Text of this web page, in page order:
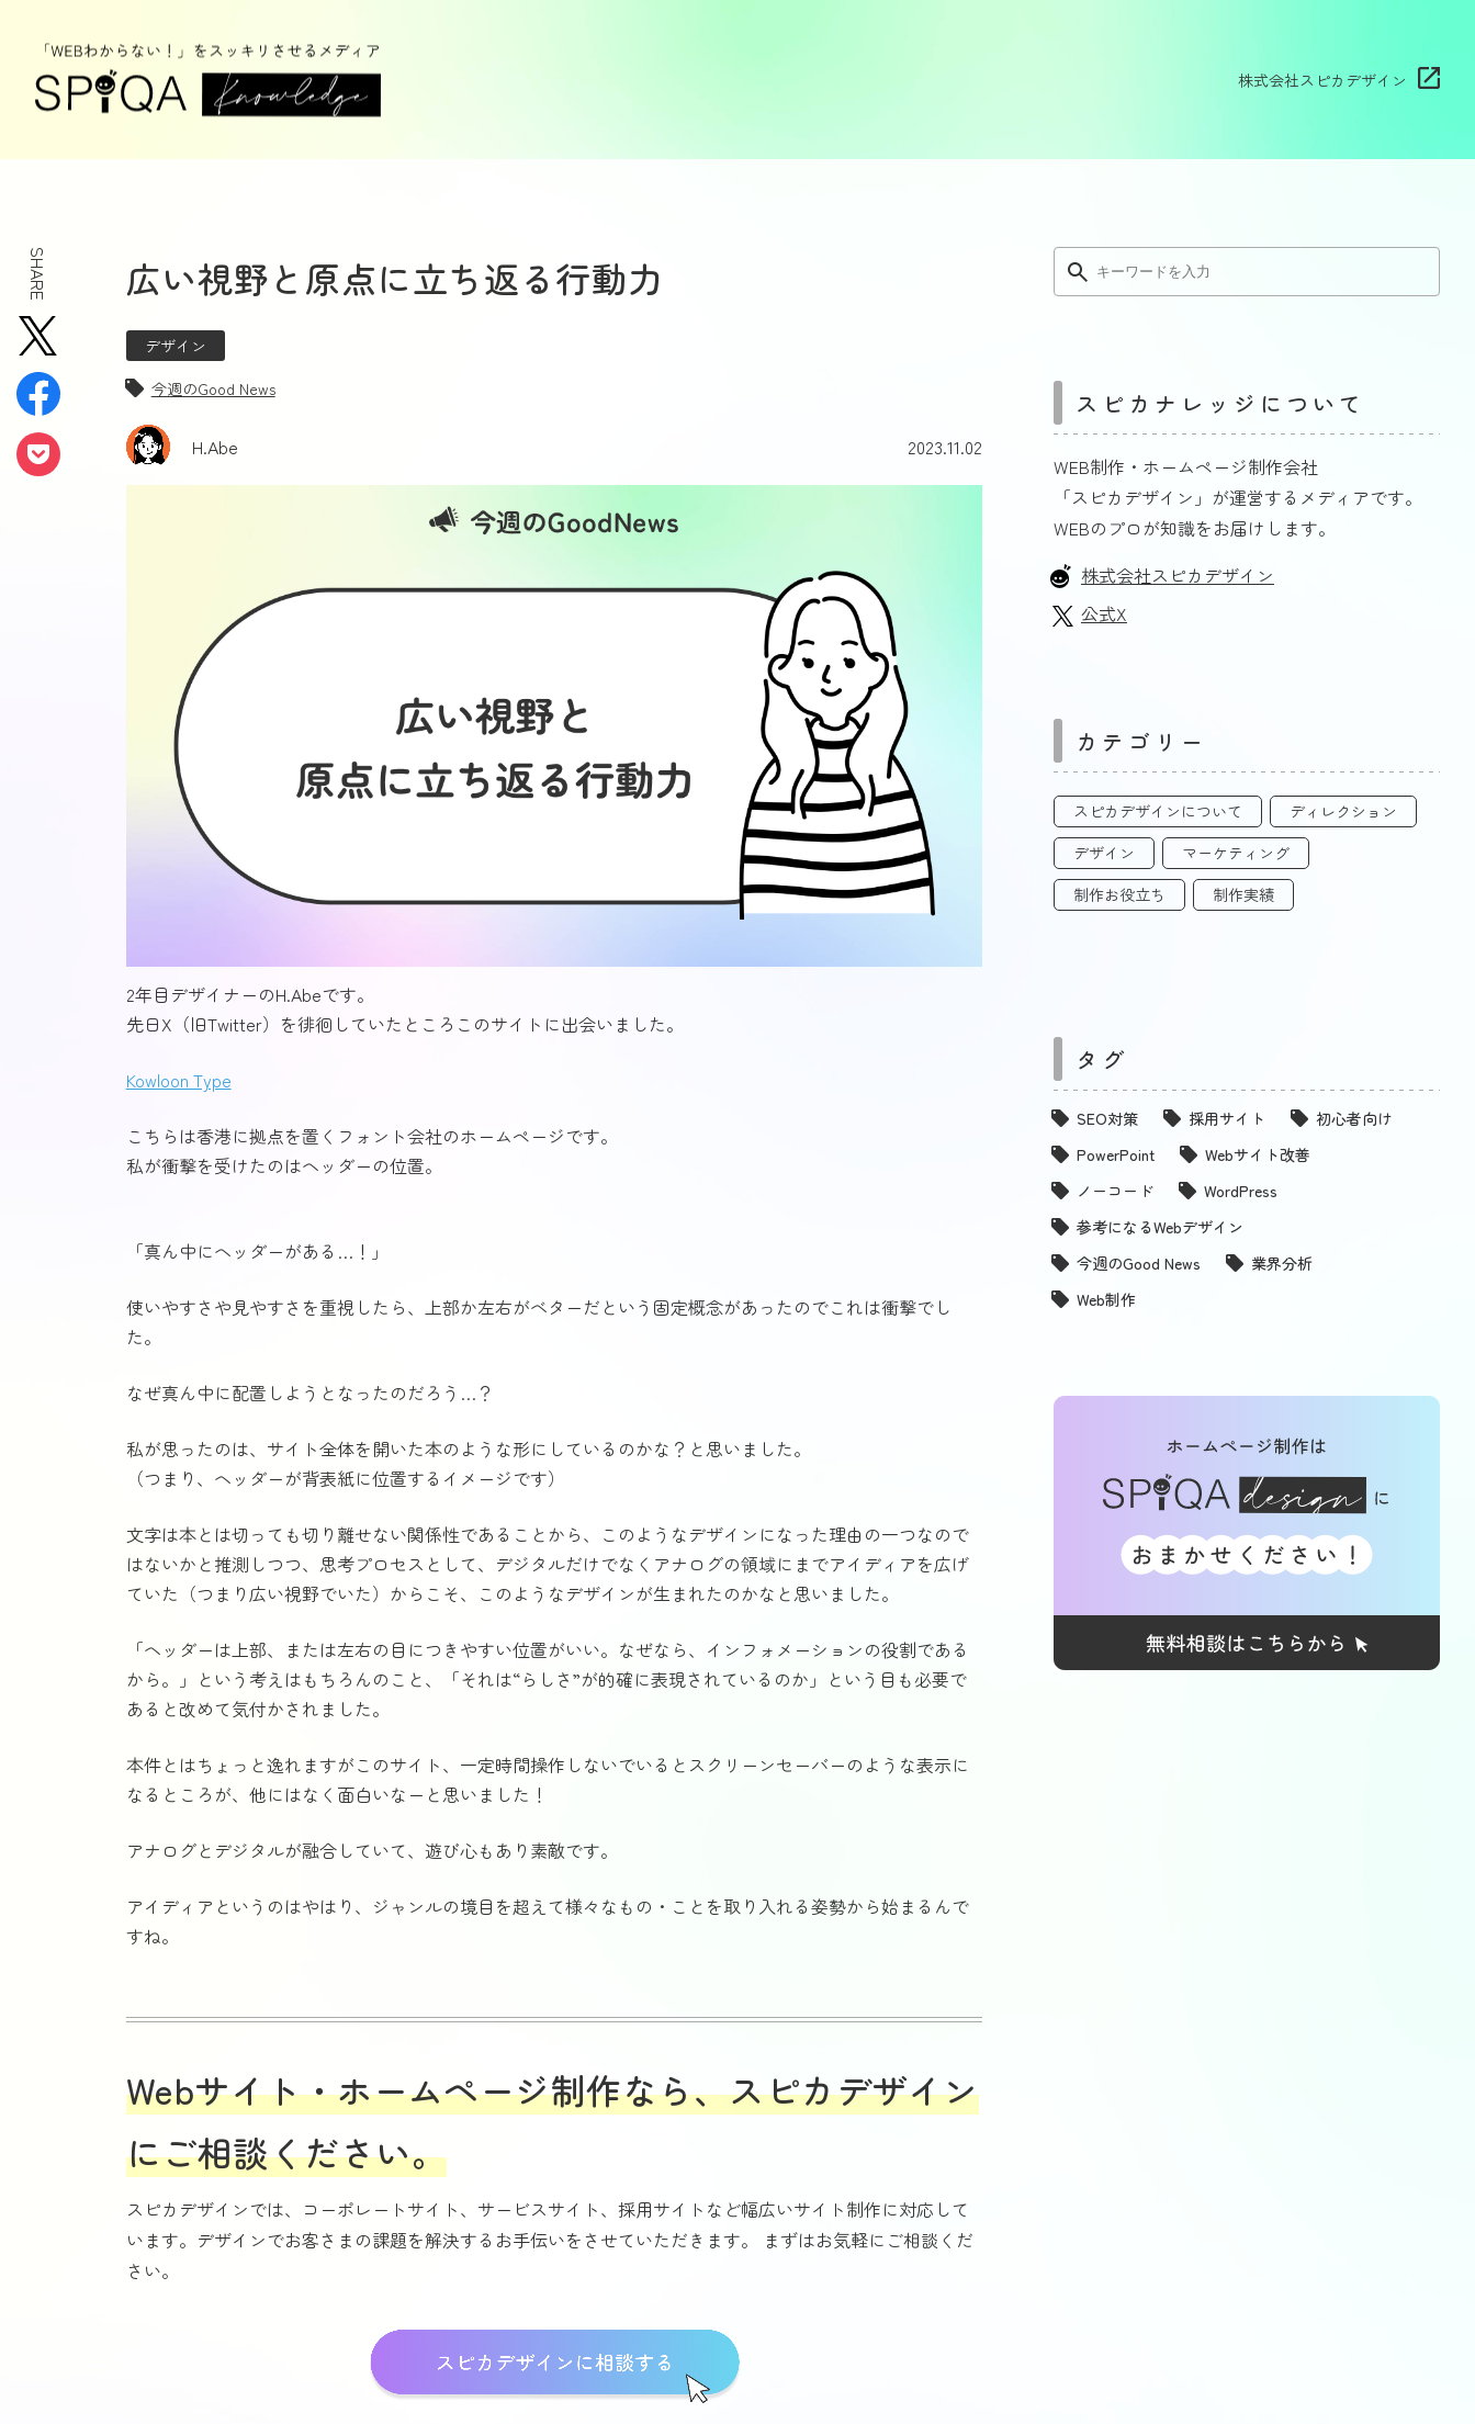
株式会社スピカデザイン
SHARE 広い視野と原点に立ち返る行動力
デザイン
今週のGood News
H.Abe 2023.11.02
2年目デザイナーのH.Abeです。
先日X（旧Twitter）を徘徊していたところこのサイトに出会いました。
Kowloon Type
こちらは香港に拠点を置くフォント会社のホームページです。
私が衝撃を受けたのはヘッダーの位置。
「真ん中にヘッダーがある…！」
使いやすさや見やすさを重視したら、上部か左右がベターだという固定概念があったのでこれは衝撃でし
た。
なぜ真ん中に配置しようとなったのだろう…？
私が思ったのは、サイト全体を開いた本のような形にしているのかな？と思いました。
（つまり、ヘッダーが背表紙に位置するイメージです）
文字は本とは切っても切り離せない関係性であることから、このようなデザインになった理由の一つなので
はないかと推測しつつ、思考プロセスとして、デジタルだけでなくアナログの領域にまでアイディアを広げ
ていた（つまり広い視野でいた）からこそ、このようなデザインが生まれたのかなと思いました。
「ヘッダーは上部、または左右の目につきやすい位置がいい。なぜなら、インフォメーションの役割である
から。」という考えはもちろんのこと、「それは“らしさ”が的確に表現されているのか」という目も必要で
あると改めて気付かされました。
本件とはちょっと逸れますがこのサイト、一定時間操作しないでいるとスクリーンセーバーのような表示に
なるところが、他にはなく面白いなーと思いました！
アナログとデジタルが融合していて、遊び心もあり素敵です。
アイディアというのはやはり、ジャンルの境目を超えて様々なもの・ことを取り入れる姿勢から始まるんで
すね。
Webサイト・ホームページ制作なら、スピカデザイン
にご相談ください。
スピカデザインでは、コーポレートサイト、サービスサイト、採用サイトなど幅広いサイト制作に対応して
います。デザインでお客さまの課題を解決するお手伝いをさせていただきます。 まずはお気軽にご相談くだ
さい。
スピカナレッジについて
WEB制作・ホームページ制作会社
「スピカデザイン」が運営するメディアです。
WEBのプロが知識をお届けします。
株式会社スピカデザイン
公式X
カテゴリー
スピカデザインについて
ディレクション
デザイン
マーケティング
制作お役立ち
制作実績
タグ
SEO対策 採用サイト
初心者向け
PowerPoint
Webサイト改善
ノーコード
WordPress
参考になるWebデザイン
今週のGood News
業界分析
Web制作